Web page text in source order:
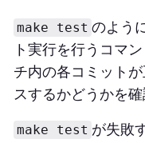
make test のよう
ト実行を行うコマ
チ内の各コミット
スするかどうかを確
make test が失敗